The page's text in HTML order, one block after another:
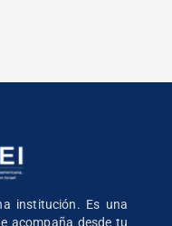
institución. Es una
acompaña desde tu